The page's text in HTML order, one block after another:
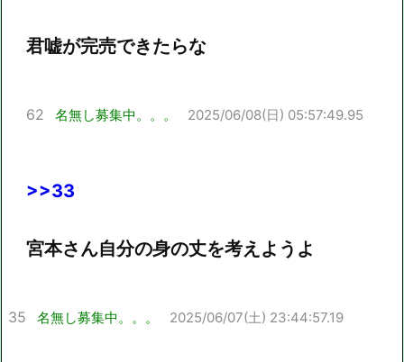
君嘘が完売できたらな
62 名無し募集中。。。 2025/06/08(日) 05:57:49.95
>>33
宮本さん自分の身の丈を考えようよ
35 名無し募集中。。。 2025/06/07(土) 23:44:57.19